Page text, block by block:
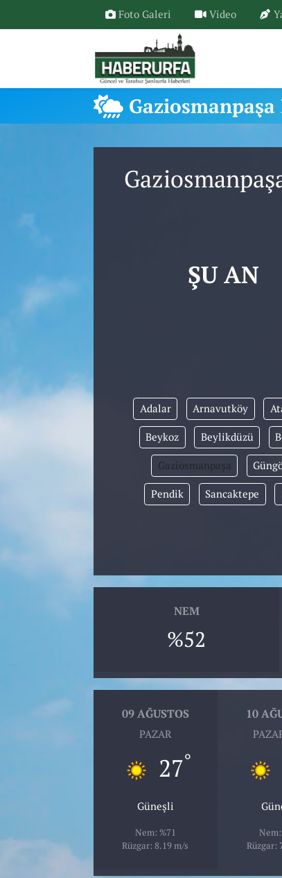
Foto Galeri Video
ŞU AN
Adalar Arnavutköy
Beykoz Beylikdüzü
Gaziosmanpaşa
Pendik Sancaktepe
NEM
%52
09 AĞUSTOS
PAZAR
27°
Güneşli
Nem: %71
Rüzgar: 8.19 m/s
10
Nem:
Rüzgar: